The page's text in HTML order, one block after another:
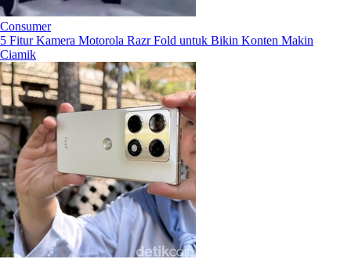
Consumer
5 Fitur Kamera Motorola Razr Fold untuk Bikin Konten Makin
Ciamik